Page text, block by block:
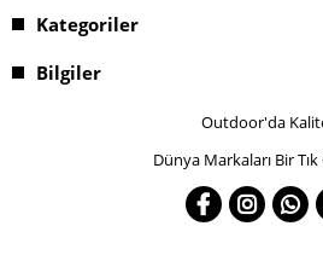
Kategoriler
Bilgiler
Outdoor'da
Dünya Markaları Bir